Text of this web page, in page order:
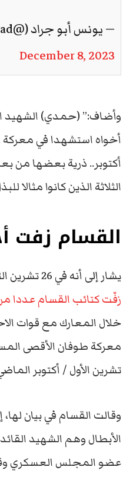
— يونس أبو جراد (@YunusAbujarad)
December 8, 2023
وأضاف:” (حمدي) الشهيد
أكتوبر.. ذرية بعضها من
الثلاثة الذين كانوا مثالا
القسام زفت
يشار إلى أنه في 26 تشرين الثاني / نوفمبر الماضي،
زفّت كتائب القسام عددا
خلال المعارك مع قوات
معركة طوفان الأقصى
تشرين الأول / أكتوبر
وقالت القسام في بيان
الأبطال وهم الشهيد
عضو المجلس العسكري